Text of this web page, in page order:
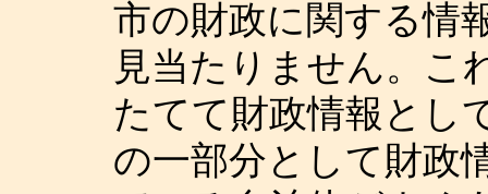
市の財政に関する情
見当たりません。こ
たてて財政情報とし
の一部分として財政